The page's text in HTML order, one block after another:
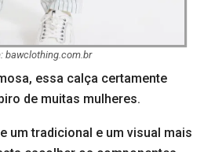
bawclothing.com.br
essa calça certamente
de muitas mulheres.
um tradicional e um visual mais